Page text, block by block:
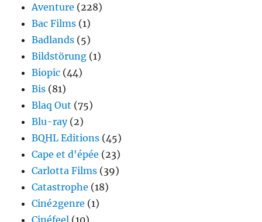
Aventure (228)
Bac Films (1)
Badlands (5)
Bildstörung (1)
Biopic (44)
Bis (81)
Blaq Out (75)
Blu-ray(2)
BQHL Editions (45)
Cape et d'épée (23)
Carlotta Films (39)
Catastrophe (18)
Ciné2genre (1)
Cinéfeel (10)